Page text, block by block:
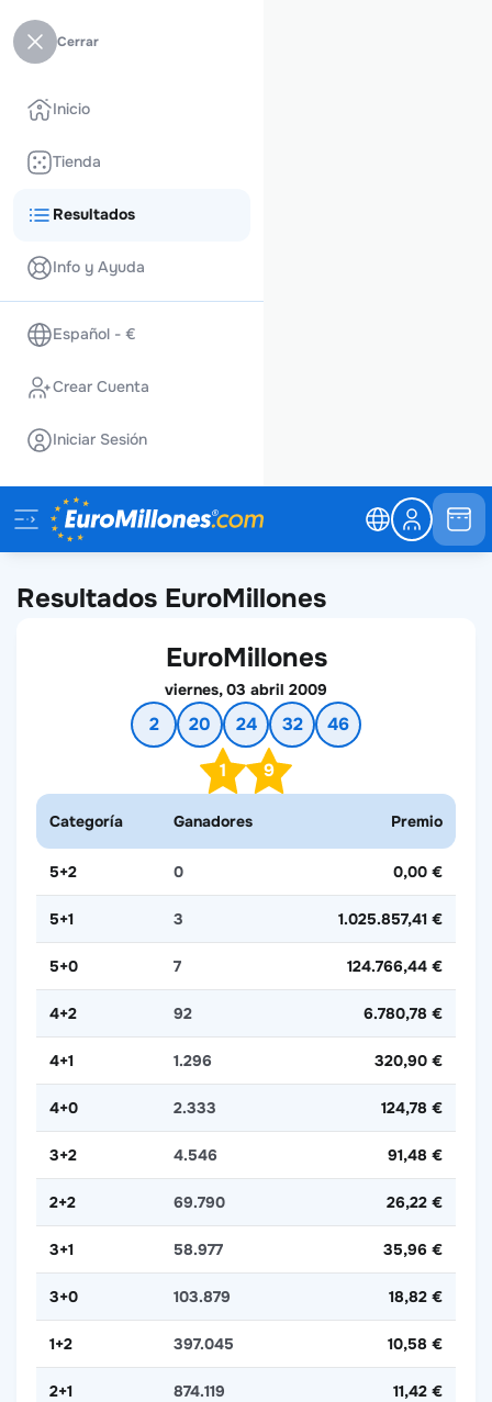
Cerrar
Inicio
Tienda
Resultados
Info y Ayuda
Español - €
Crear Cuenta
Iniciar Sesión
Resultados EuroMillones
EuroMillones
viernes, 03 abril 2009
2 20 24 32
46
1
9
Categoría Ganadores Premio
5+2 0 0,00 €
5+1 3 1.025.857,41 €
5+0 7 124.766,44 €
4+2 92 6.780,78 €
4+1 1.296 320,90 €
4+0 2.333 124,78 €
3+2 4.546 91,48 €
2+2 69.790 26,22 €
3+1 58.977 35,96 €
3+0 103.879 18,82 €
1+2 397.045 10,58 €
2+1 874.119 11,42 €